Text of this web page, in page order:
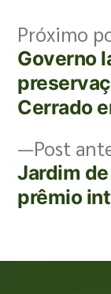
Post
Jardim
prêmio
Próximo
Governo
Cerrado